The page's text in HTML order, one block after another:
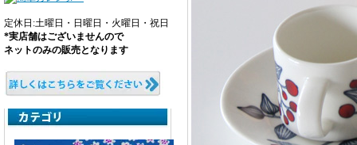
定休日:土曜日・日曜日・火曜日・祝日
*実店舗はございませんので
ネットのみの販売となります